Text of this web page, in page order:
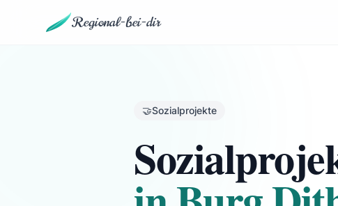
Regional-bei-dir
🤝Sozialprojekte